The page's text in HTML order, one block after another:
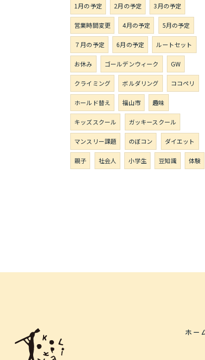
1月の予定 2月の予定 3月の予定
営業時間変更 4月の予定 5月の予定
７月の予定 6月の予定 ルートセット
お休み ゴールデンウィーク GW
クライミング ボルダリング ココペリ
ホールド替え 福山市 趣味
キッズスクール ガッキースクール
マンスリー課題 のぼコン ダイエット
親子 社会人 小学生 豆知識 体験
ホー